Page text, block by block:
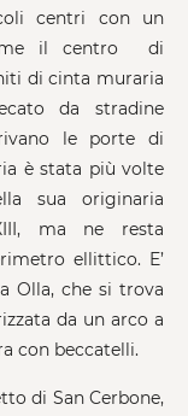
centri con un
il centro di
di cinta muraria
da stradine
le porte di
è stata più volte
sua originaria
ma ne resta
ellittico. E’
Olla, che si trova
da un arco a
con beccatelli.
di San Cerbone,